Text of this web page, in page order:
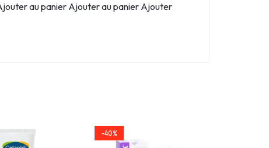
au panier Ajouter au panier Ajouter
-40%